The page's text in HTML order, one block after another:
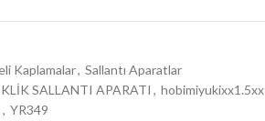
Kaplamalar, Sallantı Aparatlar
SALLANTI APARATI , hobimiyukixx1.5xx
, YR349